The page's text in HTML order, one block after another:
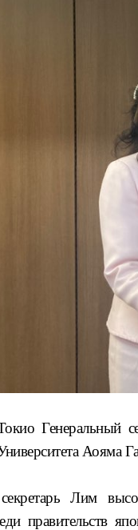
Генеральный
Аояма
Лим
правительств